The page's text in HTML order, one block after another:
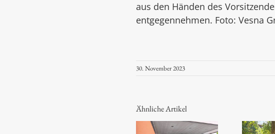
aus den Händen des
entgegennehmen. Foto: Vesna
30. November 2023
Ähnliche Artikel